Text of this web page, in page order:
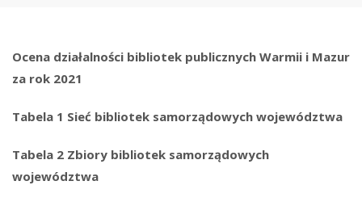
Ocena działalności bibliotek publicznych Warmii i Mazur
za rok 2021
Tabela 1 Sieć bibliotek samorządowych województwa
Tabela 2 Zbiory bibliotek samorządowych
województwa